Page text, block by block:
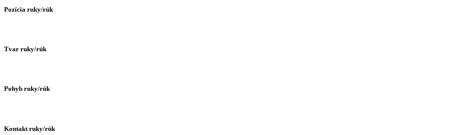
Pozícia ruky/rúk
Tvar ruky/rúk
Pohyb ruky/rúk
Kontakt ruky/rúk